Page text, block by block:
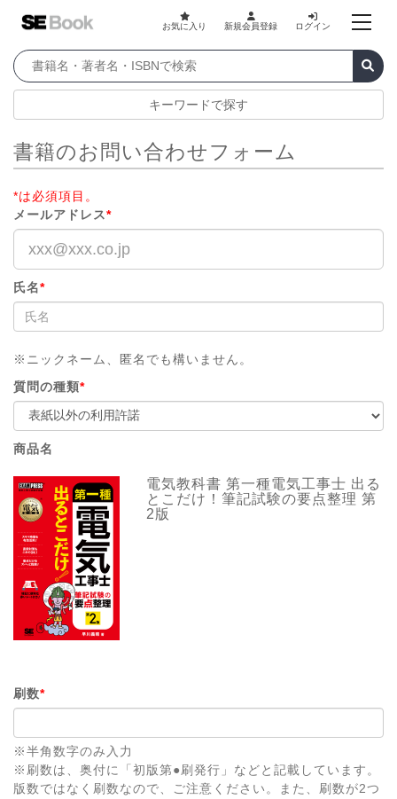
お気に入り 新規会員登録 ログイン
キーワードで探す
書籍のお問い合わせフォーム
*は必須項目。
メールアドレス*
氏名*
※ニックネーム、匿名でも構いません。
質問の種類*
商品名
電気教科書 第一種電気工事士 出る
とこだけ！筆記試験の要点整理 第
2版
刷数*
※半角数字のみ入力
※刷数は、奥付に「初版第●刷発行」などと記載しています。
版数ではなく刷数なので、ご注意ください。また、刷数が2つ